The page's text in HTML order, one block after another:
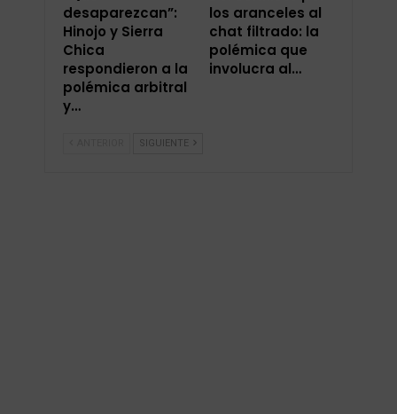
desaparezcan”:
Hinojo y Sierra
Chica
respondieron a la
polémica arbitral
y…
los aranceles al
chat filtrado: la
polémica que
involucra al…
SIGUIENTE